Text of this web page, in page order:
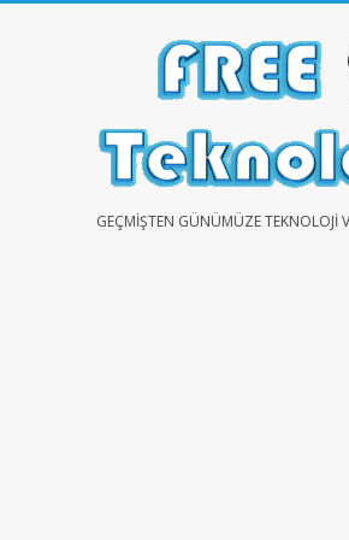
FREEGEÇMIŞTEN GÜNÜMÜZE TEKNOLOJI